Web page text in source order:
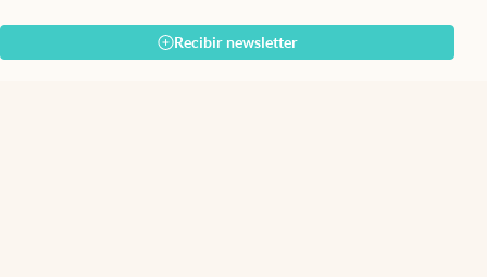
Recibir newsletter